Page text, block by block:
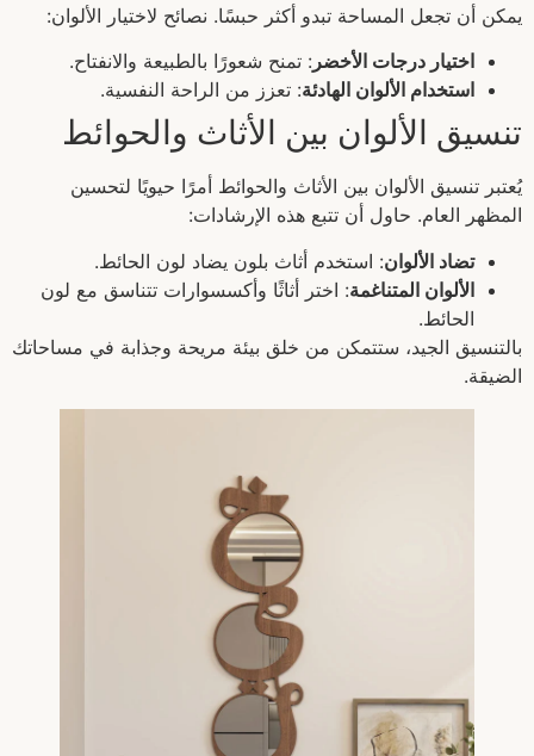
يمكن أن تجعل المساحة تبدو أكثر حبسًا. نصائح لاختيار الألوان:
اختيار درجات الأخضر : تمنح شعورًا بالطبيعة والانفتاح.
استخدام الألوان الهادئة: تعزز من الراحة النفسية.
تنسيق الألوان بين الأثاث والحوائط
يُعتبر تنسيق الألوان بين الأثاث والحوائط أمرًا حيويًا لتحسين
المظهر العام. حاول أن تتبع هذه الإرشادات:
تضاد الألوان: استخدم أثاث بلون يضاد لون الحائط.
الألوان المتناغمة: اختر أثاثًا وأكسسوارات تتناسق مع لون
الحائط.
بالتنسيق الجيد، ستتمكن من خلق بيئة مريحة وجذابة في مساحاتك
الضيقة.